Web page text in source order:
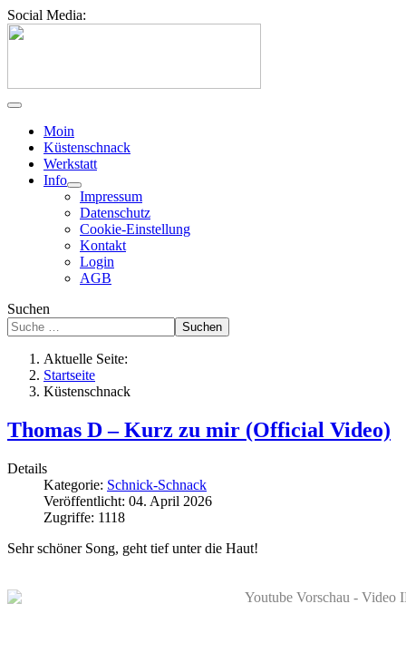
Social Media:
Moin
Küstenschnack
Werkstatt
Info
Impressum
Datenschutz
Cookie-Einstellung
Kontakt
Login
AGB
Suchen
Suchen
Aktuelle Seite:
Startseite
Küstenschnack
Thomas D – Kurz zu mir (Official Video)
Details
Kategorie: Schnick-Schnack
Veröffentlicht: 04. April 2026
Zugriffe: 1118
Sehr schöner Song, geht tief unter die Haut!